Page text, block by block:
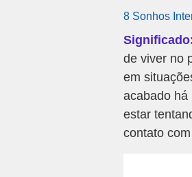
8 Sonhos
de viver no
em
acabado há
estar
contato